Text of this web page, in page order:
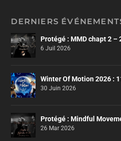
DERNIERS
Protégé : MMD chapt 2 –
6 Juil 2026
Winter Of Motion 2026 :
30 Juin 2026
Protégé : Mindful
26 Mar 2026